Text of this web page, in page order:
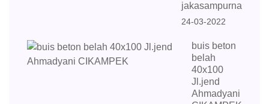
jakasampurna
24-03-2022
buis beton
belah
40x100
Jl.jend
Ahmadyani